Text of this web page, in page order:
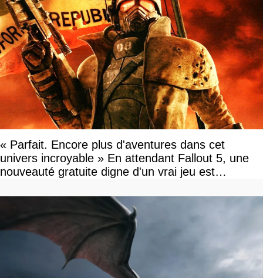
« Parfait. Encore plus d'aventures dans cet
univers incroyable » En attendant Fallout 5, une
nouveauté gratuite digne d'un vrai jeu est